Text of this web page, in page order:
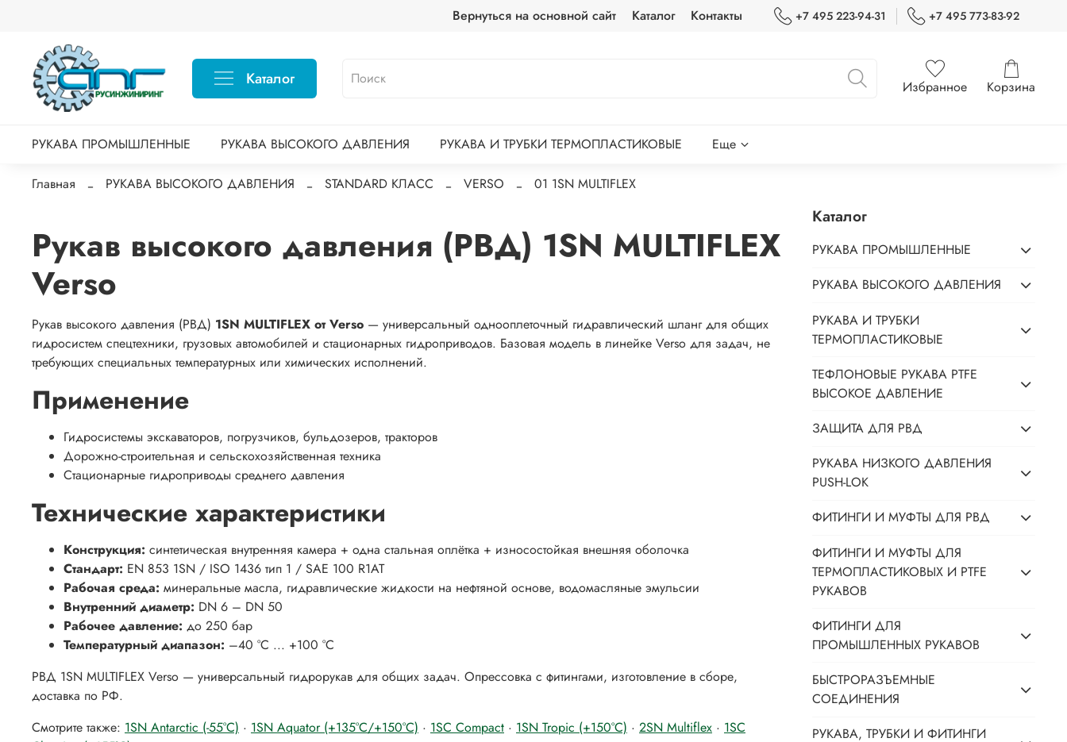
Вернуться на основной сайт Каталог Контакты +7 495 223-94-31 +7 495 773-83-92
Каталог Избранное Корзина
РУКАВА ПРОМЫШЛЕННЫЕ РУКАВА ВЫСОКОГО ДАВЛЕНИЯ РУКАВА И ТРУБКИ ТЕРМОПЛАСТИКОВЫЕ Еще
Главная РУКАВА ВЫСОКОГО ДАВЛЕНИЯ STANDARD КЛАСС VERSO 01 1SN MULTIFLEX
Рукав высокого давления (РВД) 1SN MULTIFLEX
Verso
Рукав высокого давления (РВД) 1SN MULTIFLEX от Verso — универсальный однооплеточный гидравлический шланг для общих
гидросистем спецтехники, грузовых автомобилей и стационарных гидроприводов. Базовая модель в линейке Verso для задач, не
требующих специальных температурных или химических исполнений.
Применение
Гидросистемы экскаваторов, погрузчиков, бульдозеров, тракторов
Дорожно-строительная и сельскохозяйственная техника
Стационарные гидроприводы среднего давления
Технические характеристики
Конструкция: синтетическая внутренняя камера + одна стальная оплётка + износостойкая внешняя оболочка
Стандарт: EN 853 1SN / ISO 1436 тип 1 / SAE 100 R1AT
Рабочая среда: минеральные масла, гидравлические жидкости на нефтяной основе, водомасляные эмульсии
Внутренний диаметр: DN 6 – DN 50
Рабочее давление: до 250 бар
Температурный диапазон: –40 °C ... +100 °C
РВД 1SN MULTIFLEX Verso — универсальный гидрорукав для общих задач. Опрессовка с фитингами, изготовление в сборе,
доставка по РФ.
Смотрите также: 1SN Antarctic (-55°C) · 1SN Aquator (+135°C/+150°C) · 1SC Compact · 1SN Tropic (+150°C) · 2SN Multiflex · 1SC
Каталог
РУКАВА ПРОМЫШЛЕННЫЕ
РУКАВА ВЫСОКОГО ДАВЛЕНИЯ
РУКАВА И ТРУБКИ
ТЕРМОПЛАСТИКОВЫЕ
ТЕФЛОНОВЫЕ РУКАВА PTFE
ВЫСОКОЕ ДАВЛЕНИЕ
ЗАЩИТА ДЛЯ РВД
РУКАВА НИЗКОГО ДАВЛЕНИЯ
PUSH-LOK
ФИТИНГИ И МУФТЫ ДЛЯ РВД
ФИТИНГИ И МУФТЫ ДЛЯ
ТЕРМОПЛАСТИКОВЫХ И PTFE
РУКАВОВ
ФИТИНГИ ДЛЯ
ПРОМЫШЛЕННЫХ РУКАВОВ
БЫСТРОРАЗЪЕМНЫЕ
СОЕДИНЕНИЯ
РУКАВА, ТРУБКИ И ФИТИНГИ